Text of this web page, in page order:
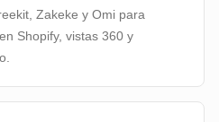
Zakeke y Omi para
Shopify, vistas 360 y